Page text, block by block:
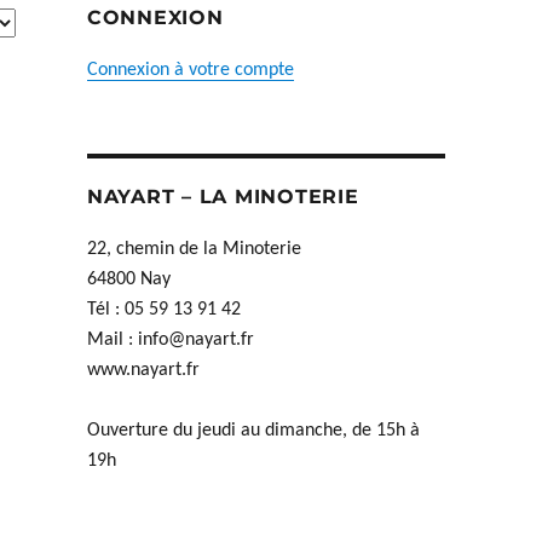
CONNEXION
Connexion à votre compte
NAYART – LA MINOTERIE
22, chemin de la Minoterie
64800 Nay
Tél : 05 59 13 91 42
Mail : info@nayart.fr
www.nayart.fr
Ouverture du jeudi au dimanche, de 15h à
19h